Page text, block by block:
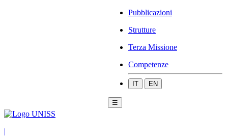
Pubblicazioni
Strutture
Terza Missione
Competenze
IT EN
☰
|